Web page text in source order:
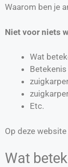
Waarom ben je
Niet voor niets
Wat
Etc.
Op deze
Wat